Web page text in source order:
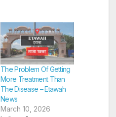
The Problem Of Getting
More Treatment Than
The Disease – Etawah
News
March 10, 2026